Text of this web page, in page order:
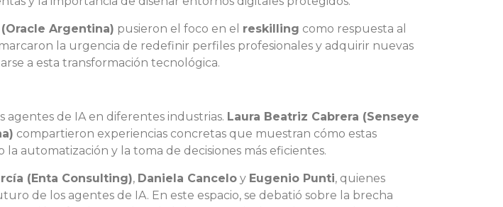
Argentina) pusieron el foco en el reskilling como respuesta al
la urgencia de redefinir perfiles profesionales y adquirir nuevas
a esta transformación tecnológica.
de IA en diferentes industrias. Laura Beatriz Cabrera (Senseye
compartieron experiencias concretas que muestran cómo estas
automatización y la toma de decisiones más eficientes.
(Enta Consulting), Daniela Cancelo y Eugenio Punti, quienes
de los agentes de IA. En este espacio, se debatió sobre la brecha